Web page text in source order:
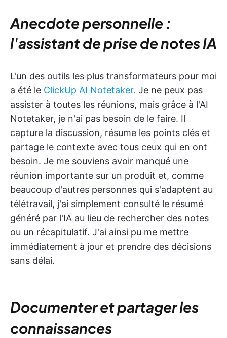
Anecdote personnelle :
l'assistant de prise de notes IA
L'un des outils les plus transformateurs pour moi
a été le ClickUp AI Notetaker. Je ne peux pas
assister à toutes les réunions, mais grâce à l'AI
Notetaker, je n'ai pas besoin de le faire. Il
capture la discussion, résume les points clés et
partage le contexte avec tous ceux qui en ont
besoin. Je me souviens avoir manqué une
réunion importante sur un produit et, comme
beaucoup d'autres personnes qui s'adaptent au
télétravail, j'ai simplement consulté le résumé
généré par l'IA au lieu de rechercher des notes
ou un récapitulatif. J'ai ainsi pu me mettre
immédiatement à jour et prendre des décisions
sans délai.
Documenter et partager les
connaissances